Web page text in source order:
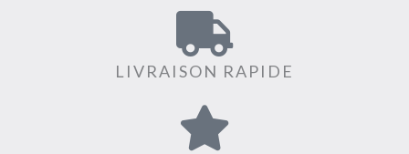
LIVRAISON RAPIDE